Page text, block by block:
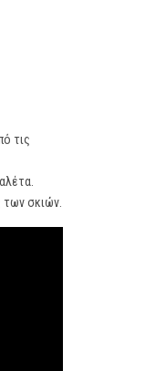
τις
των σκιών.